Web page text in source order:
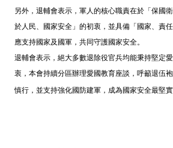
另外，退輔會表示，軍人的核心職責在於「保國
於人民、國家安全」的初衷，並具備「國家、責
應支持國家及國軍，共同守護國家安全。
退輔會表示，絕大多數退除役官兵均能秉持堅定
衷，本會持續分區辦理愛國教育座談，呼籲退伍
慎行，並支持強化國防建軍，成為國家安全最堅